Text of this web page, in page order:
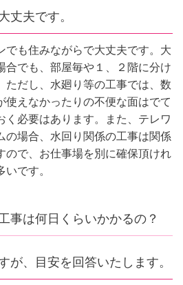
丈夫です。
でも住みながらで大丈夫です。大
合でも、部屋毎や１、２階に分け
ただし、水廻り等の工事では、数
使えなかったりの不便な面はでて
く必要はあります。また、テレワ
の場合、水回り関係の工事は関係
ので、お仕事場を別に確保頂けれ
です。
事は何日くらいかかるの？
が、目安を回答いたします。